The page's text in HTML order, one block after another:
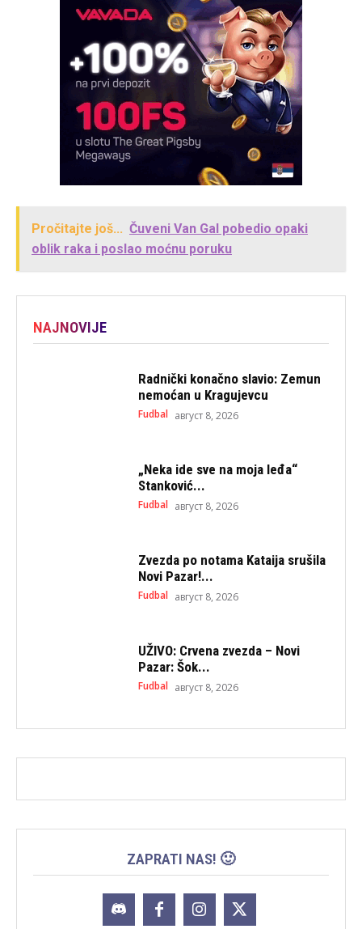
Pročitajte još... Čuveni Van Gal pobedio opaki
oblik raka i poslao moćnu poruku
NAJNOVIJE
Radnički konačno slavio: Zemun
nemoćan u Kragujevcu
Fudbal август 8, 2026
„Neka ide sve na moja leđa“
Stanković...
Fudbal август 8, 2026
Zvezda po notama Kataija srušila
Novi Pazar!...
Fudbal август 8, 2026
UŽIVO: Crvena zvezda – Novi
Pazar: Šok...
Fudbal август 8, 2026
ZAPRATI NAS! 🙂